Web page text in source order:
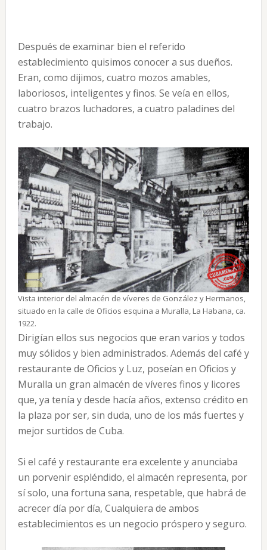
Después de examinar bien el referido
establecimiento quisimos conocer a sus dueños.
Eran, como dijimos, cuatro mozos amables,
laboriosos, inteligentes y finos. Se veía en ellos,
cuatro brazos luchadores, a cuatro paladines del
trabajo.
Vista interior del almacén de víveres de González y Hermanos,
situado en la calle de Oficios esquina a Muralla, La Habana, ca.
1922.
Dirigían ellos sus negocios que eran varios y todos
muy sólidos y bien administrados. Además del café y
restaurante de Oficios y Luz, poseían en Oficios y
Muralla un gran almacén de víveres finos y licores
que, ya tenía y desde hacía años, extenso crédito en
la plaza por ser, sin duda, uno de los más fuertes y
mejor surtidos de Cuba.
Si el café y restaurante era excelente y anunciaba
un porvenir espléndido, el almacén representa, por
sí solo, una fortuna sana, respetable, que habrá de
acrecer día por día, Cualquiera de ambos
establecimientos es un negocio próspero y seguro.